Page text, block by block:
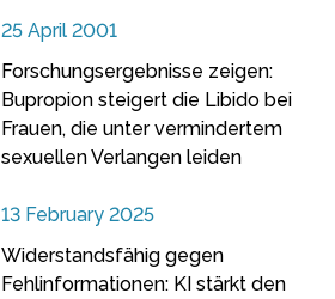
25 April 2001
Forschungsergebnisse zeigen:
Bupropion steigert die Libido bei
Frauen, die unter vermindertem
sexuellen Verlangen leiden
13 February 2025
Widerstandsfähig gegen
Fehlinformationen: KI stärkt den